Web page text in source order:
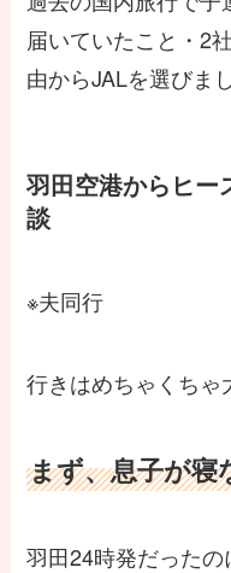
届いていたこと・2
由からJALを選びまし
羽田空港からヒー
談
※夫同行
行きはめちゃくちゃ
まず、息子が寝
羽田24時発だった